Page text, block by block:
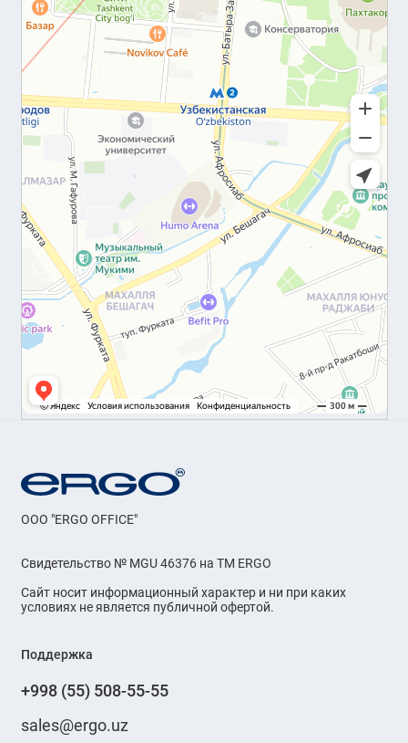
OOO "ERGO OFFICE"
Свидетельство № MGU 46376 на ТМ ERGO
Сайт носит информационный характер и ни при каких
условиях не является публичной офертой.
Поддержка
+998 (55) 508-55-55
sales@ergo.uz